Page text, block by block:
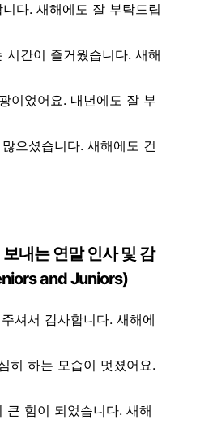
다. 새해에도 잘 부탁드립
시간이 즐거웠습니다. 새해
이었어요. 내년에도 잘 부
으셨습니다. 새해에도 건
내는 연말 인사 및 감
and Juniors)
셔서 감사합니다. 새해에
히 하는 모습이 멋졌어요.
큰 힘이 되었습니다. 새해